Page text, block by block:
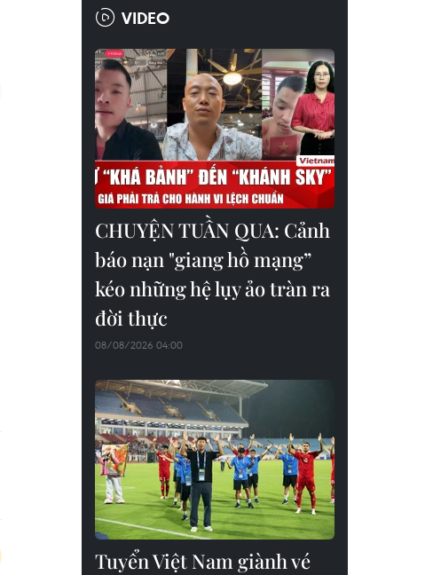
VIDEO
CHUYỆN TUẦN QUA: Cảnh
báo nạn "giang hồ mạng”
kéo những hệ lụy ảo tràn ra
đời thực
08/08/2026 04:00
Tuyển Việt Nam giành vé